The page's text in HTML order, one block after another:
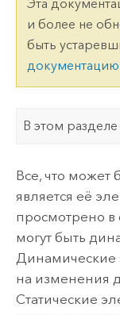
Эта
и более не
быть
документацию
В этом разделе
Все, что может
является её
просмотрено в
могут быть
Динамические
на изменения
Статические